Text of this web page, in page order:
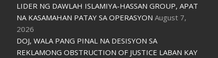
LIDER NG DAWLAH ISLAMIYA-HASSAN GROUP, APAT
NA KASAMAHAN PATAY SA OPERASYON August 7,
2026
DOJ, WALA PANG PINAL NA DESISYON SA
REKLAMONG OBSTRUCTION OF JUSTICE LABAN KAY